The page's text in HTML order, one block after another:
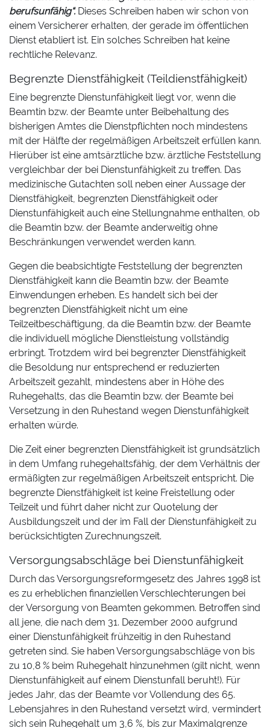
berufsunfähig“.Dieses Schreiben haben wir schon von
einem Versicherer erhalten, der gerade im öffentlichen
Dienst etabliert ist. Ein solches Schreiben hat keine
rechtliche Relevanz.
Begrenzte Dienstfähigkeit (Teildienstfähigkeit)
Eine begrenzte Dienstunfähigkeit liegt vor, wenn die
Beamtin bzw. der Beamte unter Beibehaltung des
bisherigen Amtes die Dienstpflichten noch mindestens
mit der Hälfte der regelmäßigen Arbeitszeit erfüllen kann.
Hierüber ist eine amtsärztliche bzw. ärztliche Feststellung
vergleichbar der bei Dienstunfähigkeit zu treffen. Das
medizinische Gutachten soll neben einer Aussage der
Dienstfähigkeit, begrenzten Dienstfähigkeit oder
Dienstunfähigkeit auch eine Stellungnahme enthalten, ob
die Beamtin bzw. der Beamte anderweitig ohne
Beschränkungen verwendet werden kann.
Gegen die beabsichtigte Feststellung der begrenzten
Dienstfähigkeit kann die Beamtin bzw. der Beamte
Einwendungen erheben. Es handelt sich bei der
begrenzten Dienstfähigkeit nicht um eine
Teilzeitbeschäftigung, da die Beamtin bzw. der Beamte
die individuell mögliche Dienstleistung vollständig
erbringt. Trotzdem wird bei begrenzter Dienstfähigkeit
die Besoldung nur entsprechend er reduzierten
Arbeitszeit gezahlt, mindestens aber in Höhe des
Ruhegehalts, das die Beamtin bzw. der Beamte bei
Versetzung in den Ruhestand wegen Dienstunfähigkeit
erhalten würde.
Die Zeit einer begrenzten Dienstfähigkeit ist grundsätzlich
in dem Umfang ruhegehaltsfähig, der dem Verhältnis der
ermäßigten zur regelmäßigen Arbeitszeit entspricht. Die
begrenzte Dienstfähigkeit ist keine Freistellung oder
Teilzeit und führt daher nicht zur Quotelung der
Ausbildungszeit und der im Fall der Dienstunfähigkeit zu
berücksichtigten Zurechnungszeit.
Versorgungsabschläge bei Dienstunfähigkeit
Durch das Versorgungsreformgesetz des Jahres 1998 ist
es zu erheblichen finanziellen Verschlechterungen bei
der Versorgung von Beamten gekommen. Betroffen sind
all jene, die nach dem 31. Dezember 2000 aufgrund
einer Dienstunfähigkeit frühzeitig in den Ruhestand
getreten sind. Sie haben Versorgungsabschläge von bis
zu 10,8 % beim Ruhegehalt hinzunehmen (gilt nicht, wenn
Dienstunfähigkeit auf einem Dienstunfall beruht!). Für
jedes Jahr, das der Beamte vor Vollendung des 65.
Lebensjahres in den Ruhestand versetzt wird, vermindert
sich sein Ruhegehalt um 3,6 %, bis zur Maximalgrenze